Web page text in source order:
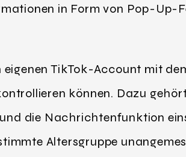
in Form von Pop-Up-
TikTok-Account mit
können. Dazu
die Nachrichtenfunktion
Altersgruppe